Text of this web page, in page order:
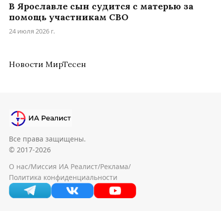
В Ярославле сын судится с матерью за
помощь участникам СВО
24 июля 2026 г.
Новости МирТесен
Все права защищены.
© 2017-2026
О нас/Миссия ИА Реалист/Реклама/
Политика конфиденциальности